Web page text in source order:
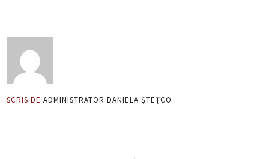
SCRIS DE ADMINISTRATOR DANIELA ȘTEȚCO